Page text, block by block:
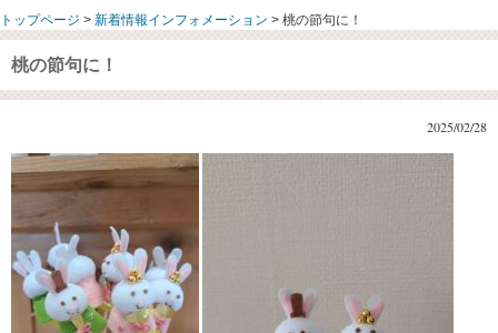
トップページ > 新着情報インフォメーション > 桃の節句に！
桃の節句に！
2025/02/28